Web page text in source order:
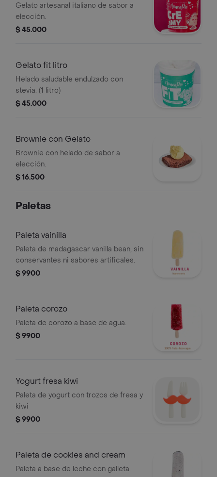
Gelato artesanal italiano de sabor a
elección.
$ 45.000
Gelato fit litro
Helado saludable endulzado con
stevia. (1 litro)
$ 45.000
Brownie con Gelato
Brownie con helado de sabor a
elección.
$ 16.500
Paletas
Paleta vainilla
Paleta de madagascar vanilla bean, sin
conservantes ni sabores artificales.
$ 9900
Paleta corozo
Paleta de corozo a base de agua.
$ 9900
Yogurt fresa kiwi
Paleta de yogurt con trozos de fresa y
kiwi
$ 9900
Paleta de cookies and cream
Paleta a base de leche con galleta.